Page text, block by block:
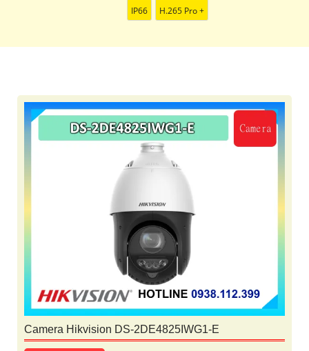
IP66 H.265 Pro +
Camera Hikvision DS-2DE4825IWG1-E